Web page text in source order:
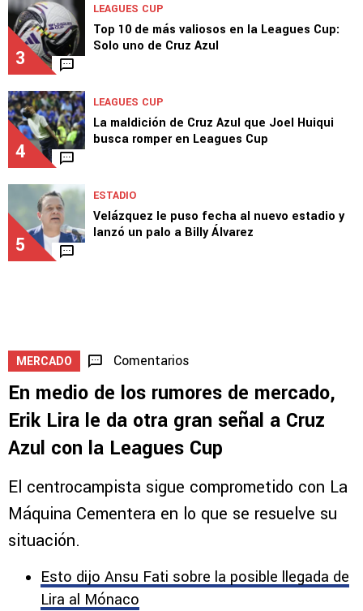
3
LEAGUES CUP
Top 10 de más valiosos en la Leagues Cup:
Solo uno de Cruz Azul
4
LEAGUES CUP
La maldición de Cruz Azul que Joel Huiqui
busca romper en Leagues Cup
5
ESTADIO
Velázquez le puso fecha al nuevo estadio y
lanzó un palo a Billy Álvarez
MERCADO Comentarios
En medio de los rumores de mercado,
Erik Lira le da otra gran señal a Cruz
Azul con la Leagues Cup
El centrocampista sigue comprometido con La
Máquina Cementera en lo que se resuelve su
situación.
Esto dijo Ansu Fati sobre la posible llegada de
Lira al Mónaco